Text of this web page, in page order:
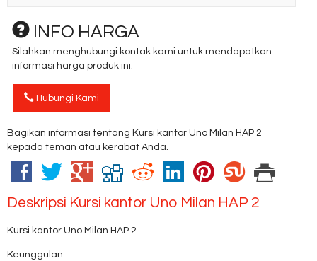
INFO HARGA
Silahkan menghubungi kontak kami untuk mendapatkan
informasi harga produk ini.
Hubungi Kami
Bagikan informasi tentang Kursi kantor Uno Milan HAP 2
kepada teman atau kerabat Anda.
Deskripsi Kursi kantor Uno Milan HAP 2
Kursi kantor Uno Milan HAP 2
Keunggulan :